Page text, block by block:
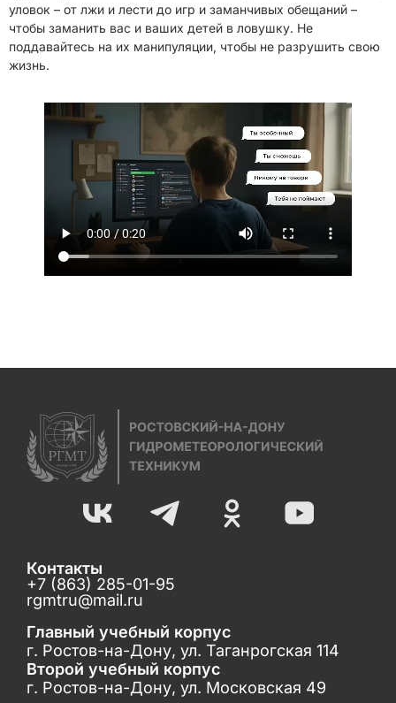
уловок – от лжи и лести до игр и заманчивых обещаний –
чтобы заманить вас и ваших детей в ловушку. Не
поддавайтесь на их манипуляции, чтобы не разрушить свою
жизнь.
Контакты
+7 (863) 285-01-95
rgmtru@mail.ru
Главный учебный корпус
г. Ростов-на-Дону, ул. Таганрогская 114
Второй учебный корпус
г. Ростов-на-Дону, ул. Московская 49